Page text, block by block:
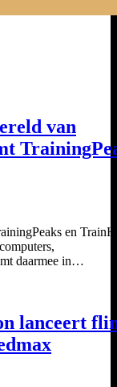
van
en
daarmee in…
lanceert